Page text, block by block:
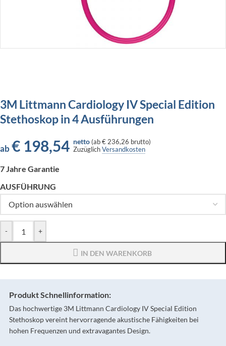
3M Littmann Cardiology IV Special Edition
Stethoskop in 4 Ausführungen
ab € 198,54 netto (ab€ 236,26 brutto)
ZuzüglichVersandkosten
7 Jahre Garantie
AUSFÜHRUNG
- +
IN DEN WARENKORB
Produkt Schnellinformation:
Das hochwertige 3M Littmann Cardiology IV Special Edition
Stethoskop vereint hervorragende akustische Fähigkeiten bei
hohen Frequenzen und extravagantes Design.